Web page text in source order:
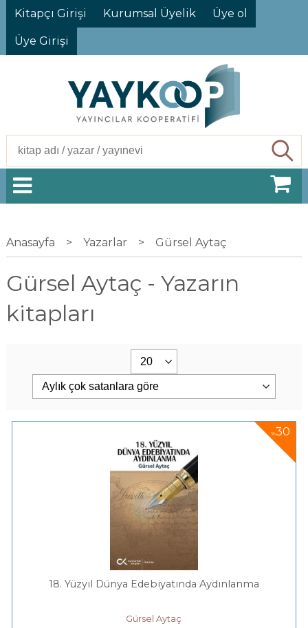
Kitapçı Girişi Kurumsal Üyelik Üye ol
Üye Girişi
Anasayfa > Yazarlar > Gürsel Aytaç
Gürsel Aytaç - Yazarın
kitapları
%30
18. Yüzyıl Dünya Edebiyatında Aydınlanma
Gürsel Aytaç